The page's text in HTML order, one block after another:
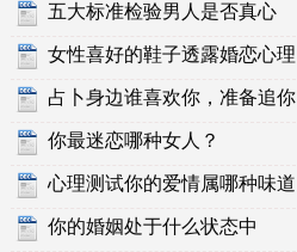
五大标准检验男人是否真心
女性喜好的鞋子透露婚恋心理
占卜身边谁喜欢你，准备追你
你最迷恋哪种女人？
心理测试你的爱情属哪种味道
你的婚姻处于什么状态中